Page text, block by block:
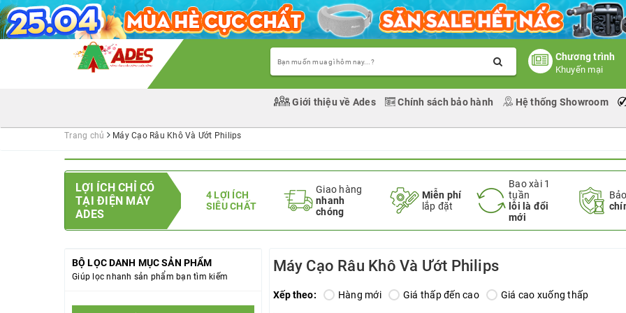
Chương trình
Khuyến mại
Giới thiệu về Ades Chính sách bảo hành Hệ thống Showroom
Trang chủ Máy Cạo Râu Khô Và Ướt Philips
LỢI ÍCH CHỈ CÓ
TẠI ĐIỆN MÁY
ADES
4 LỢI ÍCH
SIÊU CHẤT
Giao hàng
nhanh
chóng
Miễn phí
lắp đặt
Bao xài 1
tuần
lỗi là đổi
mới
BỘ LỌC DANH MỤC SẢN PHẨM
Giúp lọc nhanh sản phẩm bạn tìm kiếm
Máy Cạo Râu Khô Và Ướt Philips
Xếp theo: Hàng mới Giá thấp đến cao Giá cao xuống thấp